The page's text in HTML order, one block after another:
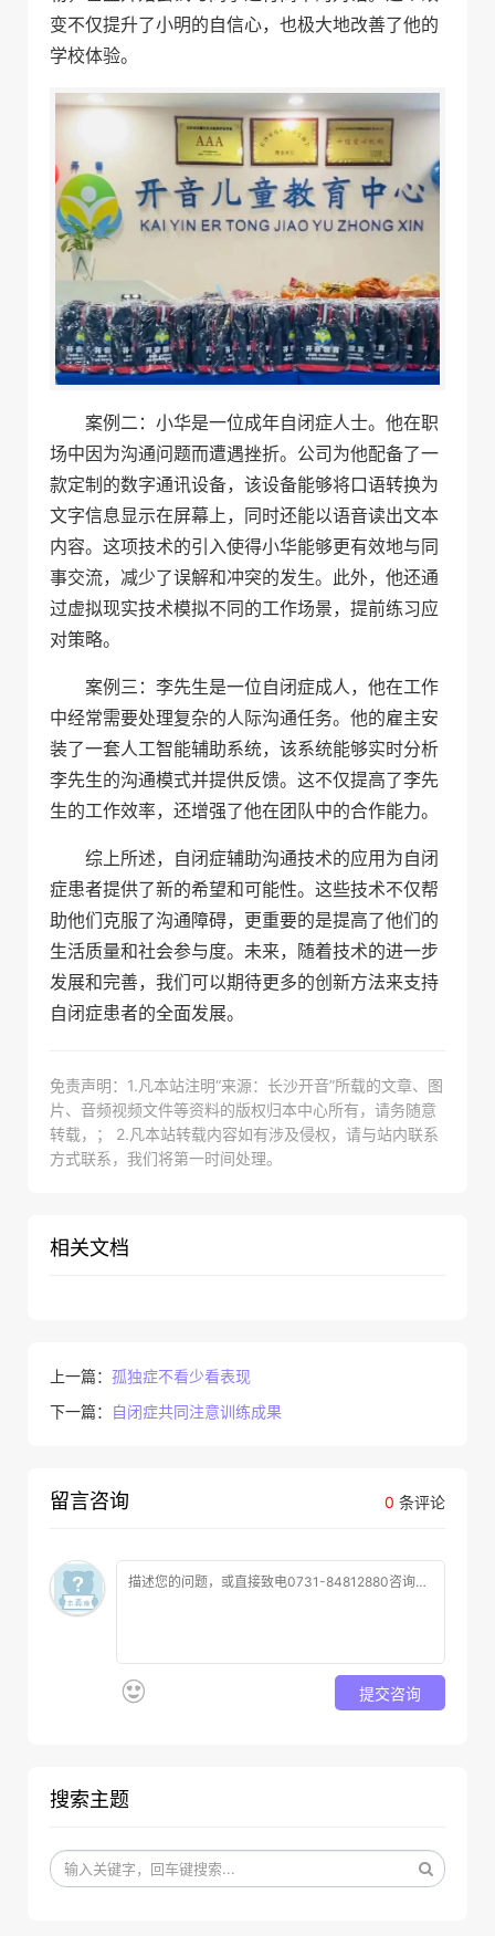
变不仅提升了小明的自信心，也极大地改善了他的
学校体验。
案例二：小华是一位成年自闭症人士。他在职
场中因为沟通问题而遭遇挫折。公司为他配备了一
款定制的数字通讯设备，该设备能够将口语转换为
文字信息显示在屏幕上，同时还能以语音读出文本
内容。这项技术的引入使得小华能够更有效地与同
事交流，减少了误解和冲突的发生。此外，他还通
过虚拟现实技术模拟不同的工作场景，提前练习应
对策略。
案例三：李先生是一位自闭症成人，他在工作
中经常需要处理复杂的人际沟通任务。他的雇主安
装了一套人工智能辅助系统，该系统能够实时分析
李先生的沟通模式并提供反馈。这不仅提高了李先
生的工作效率，还增强了他在团队中的合作能力。
综上所述，自闭症辅助沟通技术的应用为自闭
症患者提供了新的希望和可能性。这些技术不仅帮
助他们克服了沟通障碍，更重要的是提高了他们的
生活质量和社会参与度。未来，随着技术的进一步
发展和完善，我们可以期待更多的创新方法来支持
自闭症患者的全面发展。
免责声明：1.凡本站注明“来源：长沙开音”所载的文章、图
片、音频视频文件等资料的版权归本中心所有，请务随意
转载，； 2.凡本站转载内容如有涉及侵权，请与站内联系
方式联系，我们将第一时间处理。
相关文档
上一篇： 孤独症不看少看表现
下一篇：
自闭症共同注意训练成果
0 条评论
留言咨询
提交咨询
搜索主题